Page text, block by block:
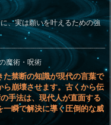
、実は願いを叶えるための強
魔術・呪術
禁断の知識が現代の言葉で
崩壊させます。古くから伝
手法は、現代人が直面する
一瞬で解決に導く圧倒的な威